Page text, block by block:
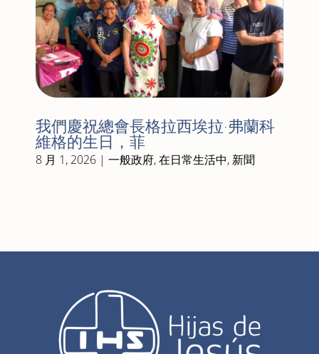
我們慶祝總會長格拉西埃拉·弗蘭科
維格的生日，菲
8 月 1, 2026| 一般政府,在日常生活中, 新聞